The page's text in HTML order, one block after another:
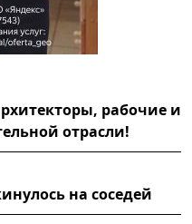
рабочие и
отрасли!
на соседей